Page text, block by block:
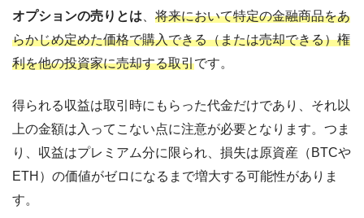
オプションの売りとは
将来において特定の金融商品をあ
らかじめ定めた価格で購入できる（または売却できる）権
利を他の投資家に売却する取引です。
得られる収益は取引時にもらった代金だけであり、それ以
上の金額は入ってこない点に注意が必要となります。つま
り、収益はプレミアム分に限られ、損失は原資産（BTCや
ETH）の価値がゼロになるまで増大する可能性がありま
す。